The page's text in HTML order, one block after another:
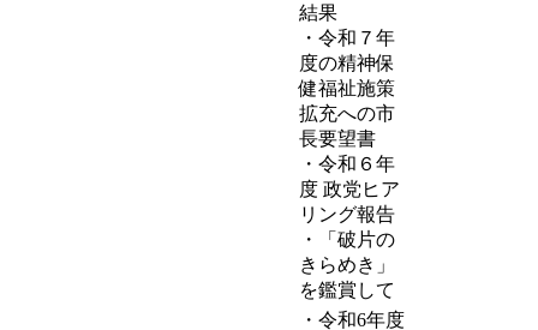
結果
・令和７年
度の精神保
健福祉施策
拡充への市
長要望書
・令和６年
度 政党ヒア
リング報告
・「破片の
きらめき」
を鑑賞して
・令和6年度